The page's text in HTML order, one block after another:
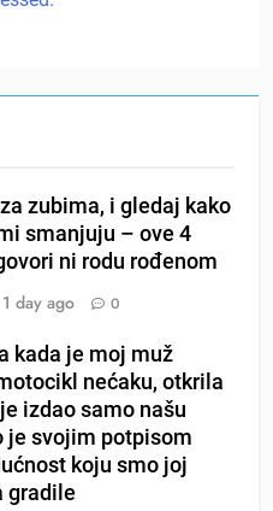
zubima, i gledaj kako
smanjuju – ove 4
ni rodu rođenom
1 day ago 0
kada je moj muž
nećaku, otkrila
izdao samo našu
je svojim potpisom
koju smo joj
gradile